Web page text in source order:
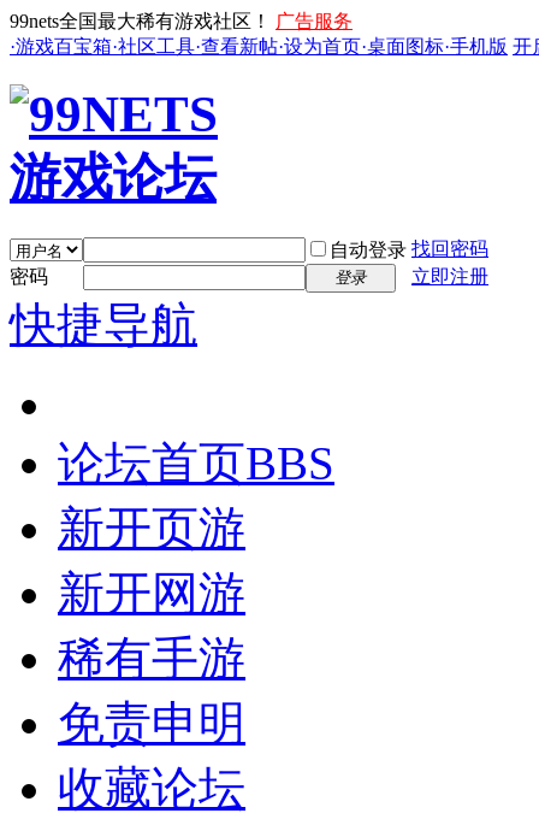
99nets全国最大稀有游戏社区！
广告服务
·游戏百宝箱·社区工具·查看新帖·设为首页·桌面图标·手机版 开
自动登录 找回密码
密码
登录 立即注册
快捷导航
论坛首页BBS
新开页游
新开网游
稀有手游
免责申明
收藏论坛